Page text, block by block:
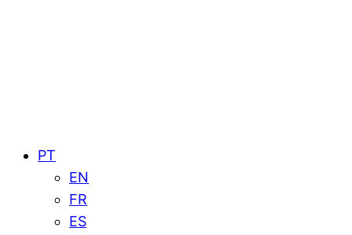
PT
EN
FR
ES